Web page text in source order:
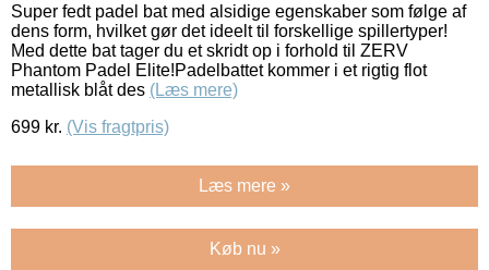
Super fedt padel bat med alsidige egenskaber som følge af
dens form, hvilket gør det ideelt til forskellige spillertyper!
Med dette bat tager du et skridt op i forhold til ZERV
Phantom Padel Elite!Padelbattet kommer i et rigtig flot
metallisk blåt des (Læs mere)
699 kr. (Vis fragtpris)
Læs mere »
Køb nu »